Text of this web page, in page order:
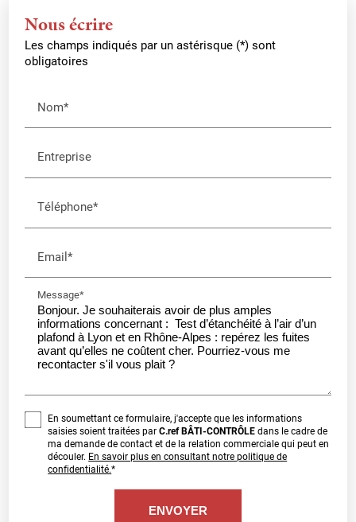
Nous écrire
Les champs indiqués par un astérisque (*) sont
obligatoires
Nom*
Entreprise
Téléphone*
Email*
Message*
En soumettant ce formulaire, j'accepte que les informations
saisies soient traitées parC.ref BÂTI-CONTRÔLEdans le cadre de
ma demande de contact et de la relation commerciale qui peut en
découler. En savoir plus en consultant notre politique de
confidentialité.*